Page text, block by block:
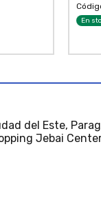
En
del Este,
Jebai